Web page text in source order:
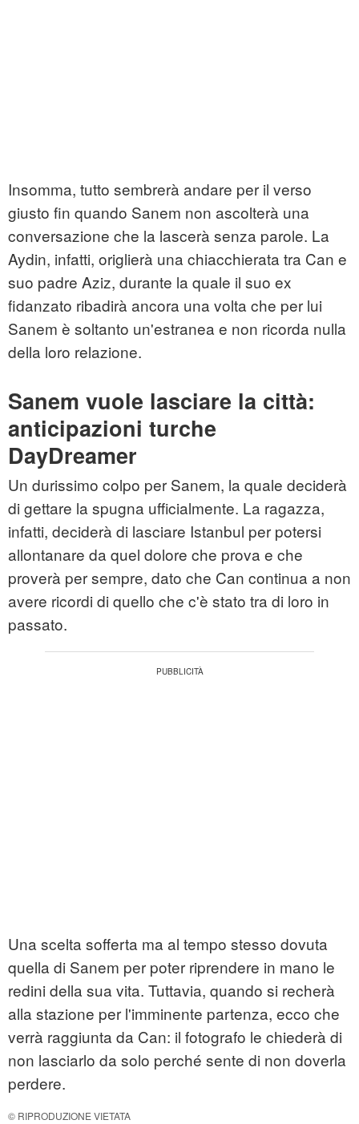
Insomma, tutto sembrerà andare per il verso
giusto fin quando Sanem non ascolterà una
conversazione che la lascerà senza parole. La
Aydin, infatti, origlierà una chiacchierata tra Can e
suo padre Aziz, durante la quale il suo ex
fidanzato ribadirà ancora una volta che per lui
Sanem è soltanto un'estranea e non ricorda nulla
della loro relazione.
Sanem vuole lasciare la città:
anticipazioni turche
DayDreamer
Un durissimo colpo per Sanem, la quale deciderà
di gettare la spugna ufficialmente. La ragazza,
infatti, deciderà di lasciare Istanbul per potersi
allontanare da quel dolore che prova e che
proverà per sempre, dato che Can continua a non
avere ricordi di quello che c'è stato tra di loro in
passato.
Una scelta sofferta ma al tempo stesso dovuta
quella di Sanem per poter riprendere in mano le
redini della sua vita. Tuttavia, quando si recherà
alla stazione per l'imminente partenza, ecco che
verrà raggiunta da Can: il fotografo le chiederà di
non lasciarlo da solo perché sente di non doverla
perdere.
© RIPRODUZIONE VIETATA